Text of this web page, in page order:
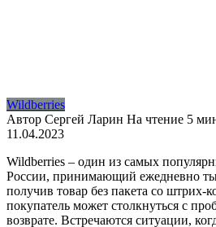
Wildberries
Автор Сергей Ларин На чтение 5
11.04.2023
Wildberries – один из самых
России, принимающий ежедневно
получив товар без пакета со штрих-
покупатель может столкнуться с
возврате. Встречаются ситуации,